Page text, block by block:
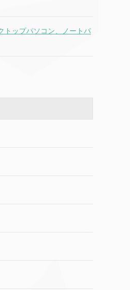
ップパソコン、ノートパ